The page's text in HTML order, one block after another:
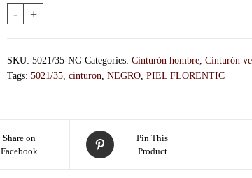
- +
SKU: 5021/35-NG Categories: Cinturón hombre, Cinturón
Tags: 5021/35, cinturon, NEGRO, PIEL FLORENTIC
Share on
Facebook
Pin This
Product